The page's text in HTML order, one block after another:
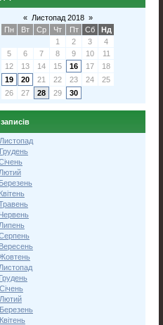
« Листопад 2018 »
Пн
Вт Ср Чт Пт Сб
Нд
1
2 3
4
5
6 7 8 9 10
11
12
13 14 15 16 17
18
19
20 21 22 23 24
25
26
27 28 29 30